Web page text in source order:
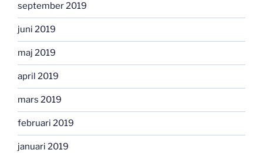
september 2019
juni 2019
maj 2019
april 2019
mars 2019
februari 2019
januari 2019